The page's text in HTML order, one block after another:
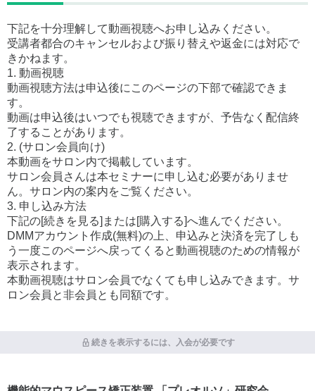
下記を十分理解して動画視聴へお申し込みください。
受講者都合のキャンセルおよび振り替えや返金には対応で
きかねます。
1. 動画視聴
動画視聴方法は申込後にこのページの下部で確認できま
す。
動画は申込後はいつでも視聴できますが、予告なく配信終
了することがあります。
2. (サロン会員向け)
本動画をサロン内で掲載しています。
サロン会員さんは本セミナーに申し込む必要がありませ
ん。サロン内の案内をご覧ください。
3. 申し込み方法
下記の[続きを見る]または[購入する]へ進んでください。
DMMアカウント作成(無料)の上、申込みと決済を完了しも
う一度このページへ戻ってくると動画視聴のための情報が
表示されます。
本動画視聴はサロン会員でなくても申し込みできます。サ
ロン会員と非会員とも同額です。
続きを表示するには、入会が必要です